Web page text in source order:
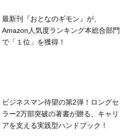
最新刊『おとなのギモン』が、
Amazon人気度ランキング本総合部門
で「１位」を獲得！
ビジネスマン待望の第2弾！ロングセ
ラー2万部突破の著書が贈る、キャリ
アを支える実践型ハンドブック！